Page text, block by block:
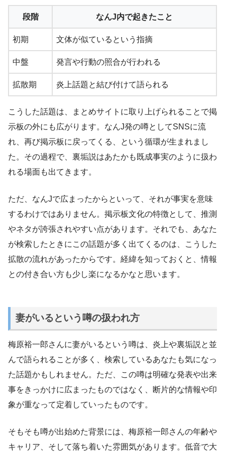
段階 なんJ内で起きたこと
初期 文体が似ているという指摘
中盤 発言や行動の照合が行われる
拡散期 炎上話題と結び付けて語られる
こうした話題は、まとめサイトに取り上げられることで掲
示板の外にも広がります。なんJ発の噂としてSNSに流
れ、再び掲示板に戻ってくる、という循環が生まれまし
た。その過程で、裏垢説はあたかも既成事実のように扱わ
れる場面も出てきます。
ただ、なんJで広まったからといって、それが事実を意味
するわけではありません。掲示板文化の特徴として、推測
やネタが誇張されやすい点があります。それでも、あなた
が検索したときにこの話題が多く出てくるのは、こうした
拡散の流れがあったからです。経緯を知っておくと、情報
との付き合い方も少し楽になるかなと思います。
妻がいるという噂の扱われ方
梅原裕一郎さんに妻がいるという噂は、炎上や裏垢説と並
んで語られることが多く、検索しているあなたも気になっ
た話題かもしれません。ただ、この噂は明確な発表や出来
事をきっかけに広まったものではなく、断片的な情報や印
象が重なって定着していったものです。
そもそも噂が出始めた背景には、梅原裕一郎さんの年齢や
キャリア、そして落ち着いた雰囲気があります。低音で大